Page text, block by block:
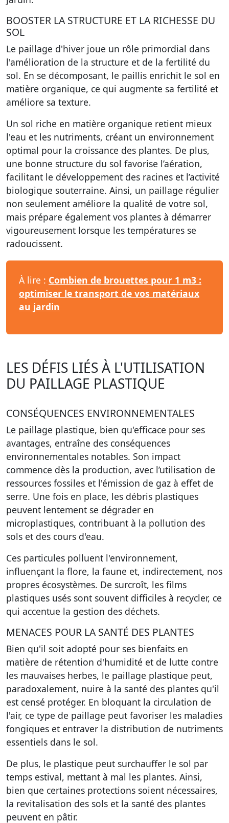
BOOSTER LA STRUCTURE ET LA RICHESSE DU
SOL
Le paillage d'hiver joue un rôle primordial dans
l'amélioration de la structure et de la fertilité du
sol. En se décomposant, le paillis enrichit le sol en
matière organique, ce qui augmente sa fertilité et
améliore sa texture.
Un sol riche en matière organique retient mieux
l'eau et les nutriments, créant un environnement
optimal pour la croissance des plantes. De plus,
une bonne structure du sol favorise l’aération,
facilitant le développement des racines et l’activité
biologique souterraine. Ainsi, un paillage régulier
non seulement améliore la qualité de votre sol,
mais prépare également vos plantes à démarrer
vigoureusement lorsque les températures se
radoucissent.
À lire : Combien de brouettes pour 1 m3 :
optimiser le transport de vos matériaux
au jardin
LES DÉFIS LIÉS À L'UTILISATION
DU PAILLAGE PLASTIQUE
CONSÉQUENCES ENVIRONNEMENTALES
Le paillage plastique, bien qu'efficace pour ses
avantages, entraîne des conséquences
environnementales notables. Son impact
commence dès la production, avec l’utilisation de
ressources fossiles et l'émission de gaz à effet de
serre. Une fois en place, les débris plastiques
peuvent lentement se dégrader en
microplastiques, contribuant à la pollution des
sols et des cours d'eau.
Ces particules polluent l'environnement,
influençant la flore, la faune et, indirectement, nos
propres écosystèmes. De surcroît, les films
plastiques usés sont souvent difficiles à recycler, ce
qui accentue la gestion des déchets.
MENACES POUR LA SANTÉ DES PLANTES
Bien qu'il soit adopté pour ses bienfaits en
matière de rétention d'humidité et de lutte contre
les mauvaises herbes, le paillage plastique peut,
paradoxalement, nuire à la santé des plantes qu'il
est censé protéger. En bloquant la circulation de
l'air, ce type de paillage peut favoriser les maladies
fongiques et entraver la distribution de nutriments
essentiels dans le sol.
De plus, le plastique peut surchauffer le sol par
temps estival, mettant à mal les plantes. Ainsi,
bien que certaines protections soient nécessaires,
la revitalisation des sols et la santé des plantes
peuvent en pâtir.